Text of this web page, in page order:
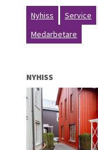
Nyhiss Service
Medarbetare
NYHISS